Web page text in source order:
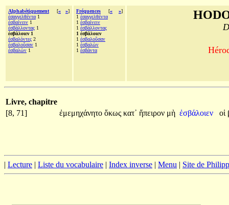
Alphabétiquement [« »]
ἐσαγγελθέντα 1
ἐσβαίνειν 1
ἐσβάλλοντας 1
ἐσβάλοιεν 1
ἐσβαλόντες 2
ἐσβαλοῦσαν 1
ἐσβαλὼν 1
Fréquences [« »]
1 ἐσαγγελθέντα
1 ἐσβαίνειν
1 ἐσβάλλοντας
1 ἐσβάλοιεν
1 ἐσβαλοῦσαν
1 ἐσβαλὼν
1 ἐσβάντα
Livre, chapitre
[8, 71]
ἐμεμηχάνητο ὅκως κατ᾽ ἤπειρον μὴ ἐσβάλοιεν οἱ
| Lecture | Liste du vocabulaire | Index inverse | Menu | Site de